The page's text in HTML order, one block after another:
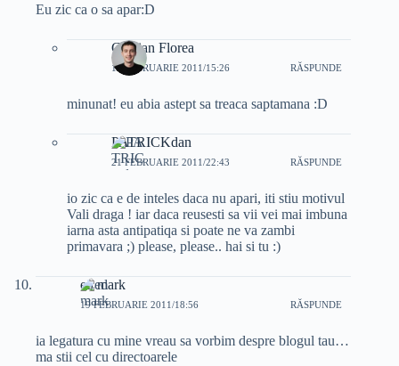
Eu zic ca o sa apar:D
Cristian Florea
19 FEBRUARIE 2011/15:26 RĂSPUNDE
minunat! eu abia astept sa treaca saptamana :D
PATRICKdan
21 FEBRUARIE 2011/22:43 RĂSPUNDE
io zic ca e de inteles daca nu apari, iti stiu motivul
Vali draga ! iar daca reusesti sa vii vei mai imbuna
iarna asta antipatiqa si poate ne va zambi
primavara ;) please, please.. hai si tu :)
ed mark
19 FEBRUARIE 2011/18:56 RĂSPUNDE
ia legatura cu mine vreau sa vorbim despre blogul tau…
ma stii cel cu directoarele